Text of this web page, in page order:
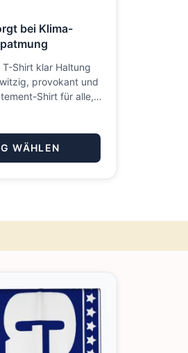
bei Klima-
T-Shirt klar Haltung
provokant und
Shirt für alle,…
WÄHLEN